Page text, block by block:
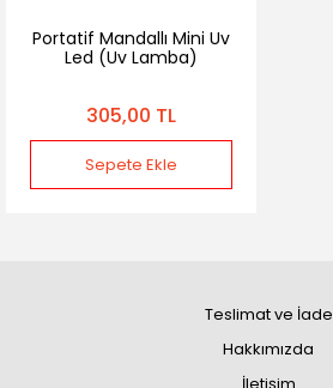
Portatif Mandallı Mini Uv
Led (Uv Lamba)
305,00 TL
Sepete Ekle
Teslimat ve İade
Hakkımızda